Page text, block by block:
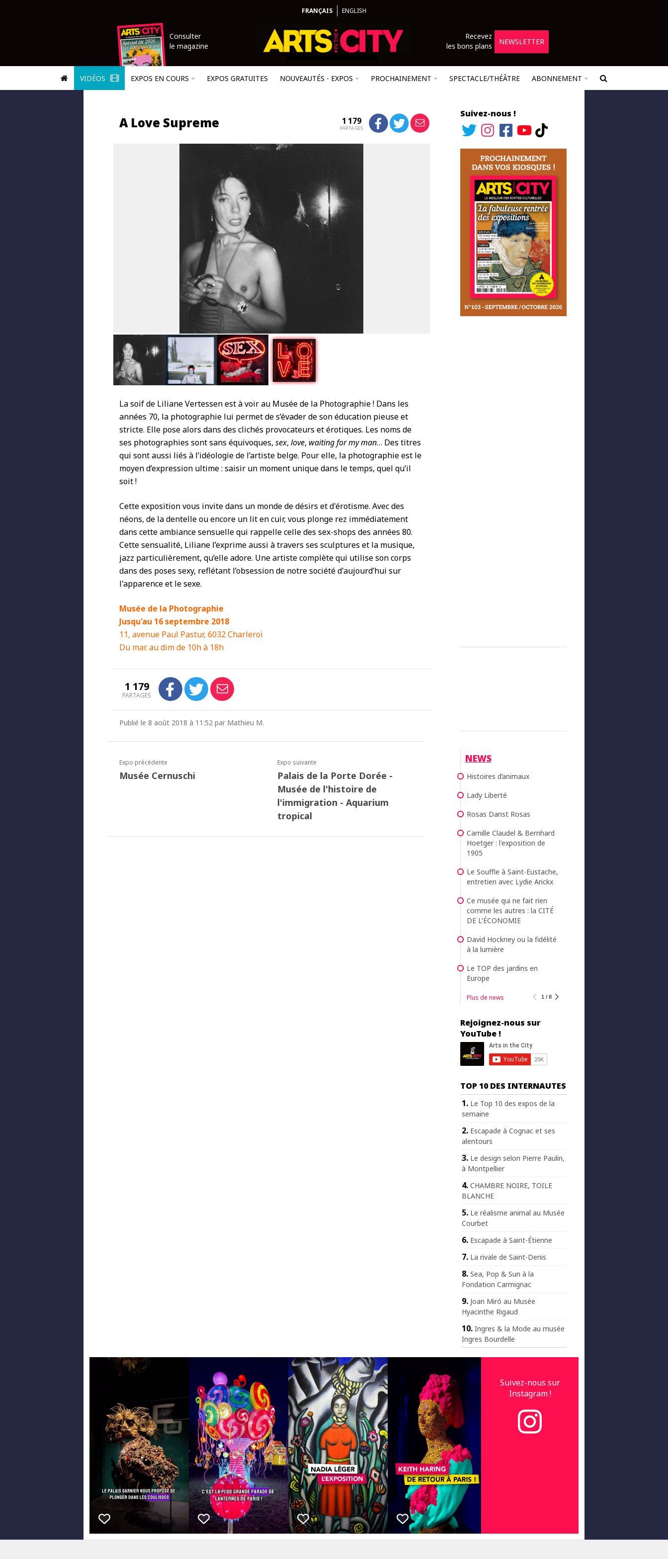
FRANÇAIS ENGLISH
Consulter
le magazine
Recevez
les bons plans
NEWSLETTER
VIDÉOS EXPOS EN COURS EXPOS GRATUITES NOUVEAUTÉS - EXPOS PROCHAINEMENT SPECTACLE/THÉÂTRE ABONNEMENT
A Love Supreme 1 179
PARTAGES
La soif de Liliane Vertessen est à voir au Musée de la Photographie ! Dans les
années 70, la photographie lui permet de s’évader de son éducation pieuse et
stricte. Elle pose alors dans des clichés provocateurs et érotiques. Les noms de
ses photographies sont sans équivoques, sex, love, waiting for my man… Des titres
qui sont aussi liés à l’idéologie de l’artiste belge. Pour elle, la photographie est le
moyen d’expression ultime : saisir un moment unique dans le temps, quel qu’il
soit !
Cette exposition vous invite dans un monde de désirs et d'érotisme. Avec des
néons, de la dentelle ou encore un lit en cuir, vous plonge rez immédiatement
dans cette ambiance sensuelle qui rappelle celle des sex-shops des années 80.
Cette sensualité, Liliane l’exprime aussi à travers ses sculptures et la musique,
jazz particulièrement, qu’elle adore. Une artiste complète qui utilise son corps
dans des poses sexy, reflétant l’obsession de notre société d'aujourd’hui sur
l'apparence et le sexe.
Musée de la Photographie
Jusqu'au 16 septembre 2018
11, avenue Paul Pastur, 6032 Charleroi
Du mar. au dim de 10h à 18h
1 179
PARTAGES
Publié le 8 août 2018 à 11:52 par Mathieu M.
Expo précédente
Musée Cernuschi
Expo suivante
Palais de la Porte Dorée -
Musée de l'histoire de
l'immigration - Aquarium
tropical
Suivez-nous !
NEWS
Histoires d’animaux
Lady Liberté
Rosas Danst Rosas
Camille Claudel & Bernhard
Hoetger : l'exposition de
1905
Le Souffle à Saint-Eustache,
entretien avec Lydie Arickx
Ce musée qui ne fait rien
comme les autres : la CITÉ
DE L'ÉCONOMIE
David Hockney ou la fidélité
à la lumière
Le TOP des jardins en
Europe
Plus de news 1 / 8
Rejoignez-nous sur
YouTube !
TOP 10 DES INTERNAUTES
Le Top 10 des expos de la
semaine
Escapade à Cognac et ses
alentours
Le design selon Pierre Paulin,
à Montpellier
CHAMBRE NOIRE, TOILE
BLANCHE
Le réalisme animal au Musée
Courbet
Escapade à Saint-Étienne
La rivale de Saint-Denis
Sea, Pop & Sun à la
Fondation Carmignac
Joan Miró au Musée
Hyacinthe Rigaud
Ingres & la Mode au musée
Ingres Bourdelle
Suivez-nous sur
Instagram !